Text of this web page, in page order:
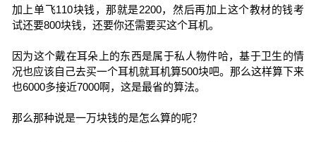
加上单飞110块钱，那就是2200，然后再加上这个教材的钱考
试还要800块钱，还要你还需要买这个耳机。
因为这个戴在耳朵上的东西是属于私人物件哈，基于卫生的情
况也应该自己去买一个耳机就耳机算500块吧。那么这样算下来
也6000多接近7000啊，这是最省的算法。
那么那种说是一万块钱的是怎么算的呢？